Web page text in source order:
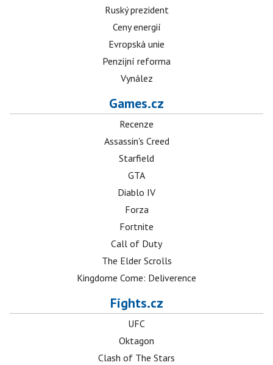
Ruský prezident
Ceny energií
Evropská unie
Penzijní reforma
Vynález
Games.cz
Recenze
Assassin's Creed
Starfield
GTA
Diablo IV
Forza
Fortnite
Call of Duty
The Elder Scrolls
Kingdome Come: Deliverence
Fights.cz
UFC
Oktagon
Clash of The Stars